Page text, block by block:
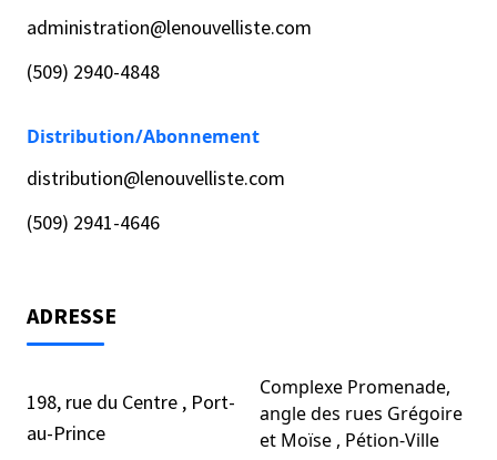
administration@lenouvelliste.com
(509) 2940-4848
Distribution/Abonnement
distribution@lenouvelliste.com
(509) 2941-4646
ADRESSE
198, rue du Centre , Port-
au-Prince
Complexe Promenade,
angle des rues Grégoire
et Moïse , Pétion-Ville